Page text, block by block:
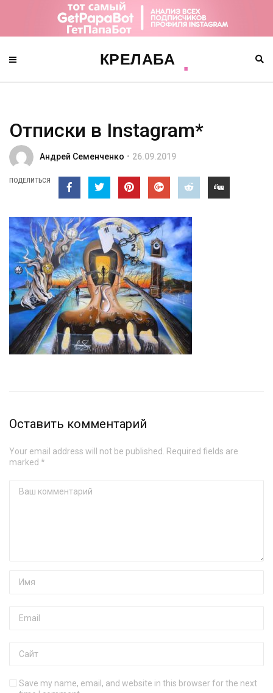
Отписки в Instagram*
Андрей Семенченко 26.09.2019
ПОДЕЛИТЬСЯ
Оставить комментарий
Your email address will not be published. Required fields are
marked *
Save my name, email, and website in this browser for the next